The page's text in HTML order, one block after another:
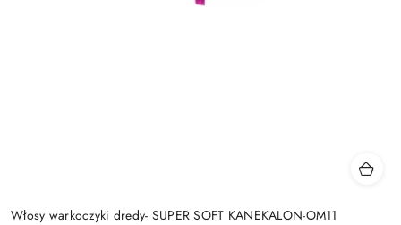
Włosy warkoczyki dredy- SUPER SOFT KANEKALON-OM11